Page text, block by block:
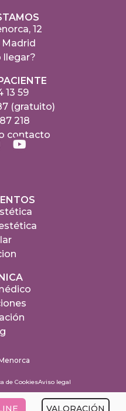
12
Madrid
llegar?
13 59
(gratuito)
218
contacto
de CookiesAviso legal
VALORACIÓN